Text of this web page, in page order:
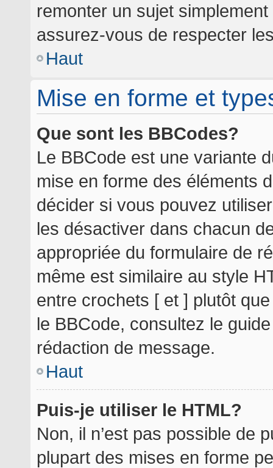
remonter un sujet
assurez-vous de respecter
Haut
Mise en forme et
Que sont les BBCodes?
Le BBCode est une variante
mise en forme des éléments
décider si vous pouvez
les désactiver dans chacun
appropriée du formulaire de
même est similaire au style
entre crochets [ et ] plutôt
le BBCode, consultez le
rédaction de message.
Haut
Puis-je utiliser le HTML?
Non, il n’est pas possible de
plupart des mises en forme